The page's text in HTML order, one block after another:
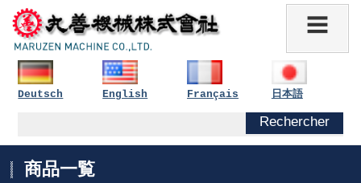
Deutsch English Français 日本語
商品一覧